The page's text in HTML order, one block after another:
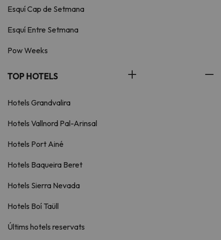
Esquí Cap de Setmana
Esquí Entre Setmana
Pow Weeks
TOP HOTELS
Hotels Grandvalira
Hotels Vallnord Pal-Arinsal
Hotels Port Ainé
Hotels Baqueira Beret
Hotels Sierra Nevada
Hotels Boí Taüll
Últims hotels reservats